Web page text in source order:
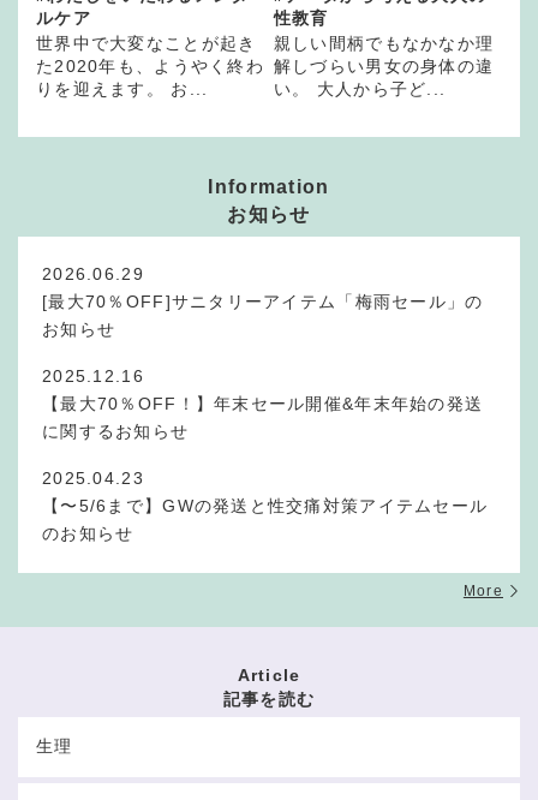
ルケア
世界中で大変なことが起き
た2020年も、ようやく終わ
りを迎えます。 お...
性教育
親しい間柄でもなかなか理
解しづらい男女の身体の違
い。 大人から子ど...
Information
お知らせ
2026.06.29
[最大70％OFF]サニタリーアイテム「梅雨セール」の
お知らせ
2025.12.16
【最大70％OFF！】年末セール開催&年末年始の発送
に関するお知らせ
2025.04.23
【〜5/6まで】GWの発送と性交痛対策アイテムセール
のお知らせ
More
Article
記事を読む
生理